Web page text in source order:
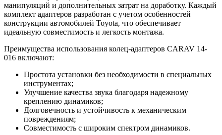
манипуляций и дополнительных затрат на доработку. Каждый
комплект адаптеров разработан с учетом особенностей
конструкции автомобилей Toyota, что обеспечивает
идеальную совместимость и легкость монтажа.
Преимущества использования колец-адаптеров CARAV 14-
016 включают:
Простота установки без необходимости в специальных
инструментах;
Улучшение качества звука благодаря надежному
креплению динамиков;
Долговечность и устойчивость к механическим
повреждениям;
Совместимость с широким спектром динамиков.